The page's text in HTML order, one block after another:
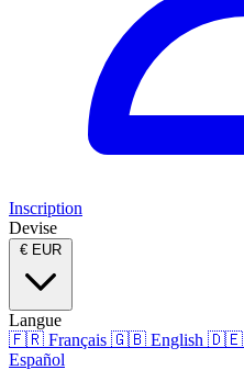
Inscription
Devise
€ EUR
Langue
🇫🇷 Français 🇬🇧 English 🇩🇪
Español